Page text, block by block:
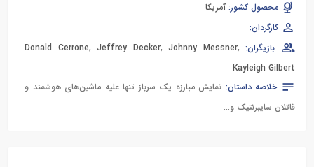
محصول کشور: آمریکا
کارگردان:
بازیگران:
Donald Cerrone,Jeffrey Decker,Johnny Messner,
Kayleigh Gilbert
خلاصه داستان: نمایش مبارزه یک سرباز تنها علیه ماشین‌های هوشمند و
قاتلان سایبرنتیک و...